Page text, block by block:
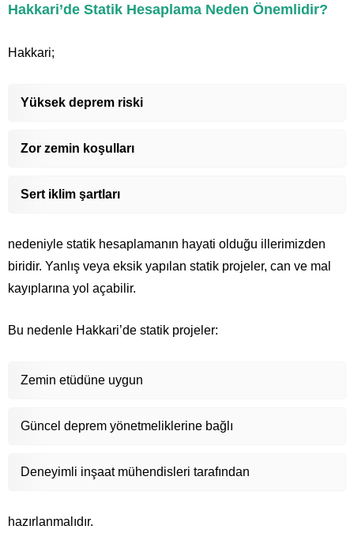
Hakkari’de Statik Hesaplama Neden Önemlidir?
Hakkari;
Yüksek deprem riski
Zor zemin koşulları
Sert iklim şartları
nedeniyle statik hesaplamanın hayati olduğu illerimizden
biridir. Yanlış veya eksik yapılan statik projeler, can ve mal
kayıplarına yol açabilir.
Bu nedenle Hakkari’de statik projeler:
Zemin etüdüne uygun
Güncel deprem yönetmeliklerine bağlı
Deneyimli inşaat mühendisleri tarafından
hazırlanmalıdır.